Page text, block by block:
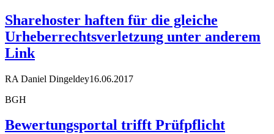
Sharehoster haften für die gleiche
Urheberrechtsverletzung unter anderem
Link
RA Daniel Dingeldey16.06.2017
BGH
Bewertungsportal trifft Prüfpflicht